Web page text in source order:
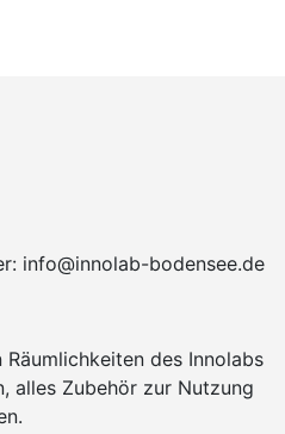
info@innolab-bodensee.de
des Innolabs
alles Zubehör zur Nutzung